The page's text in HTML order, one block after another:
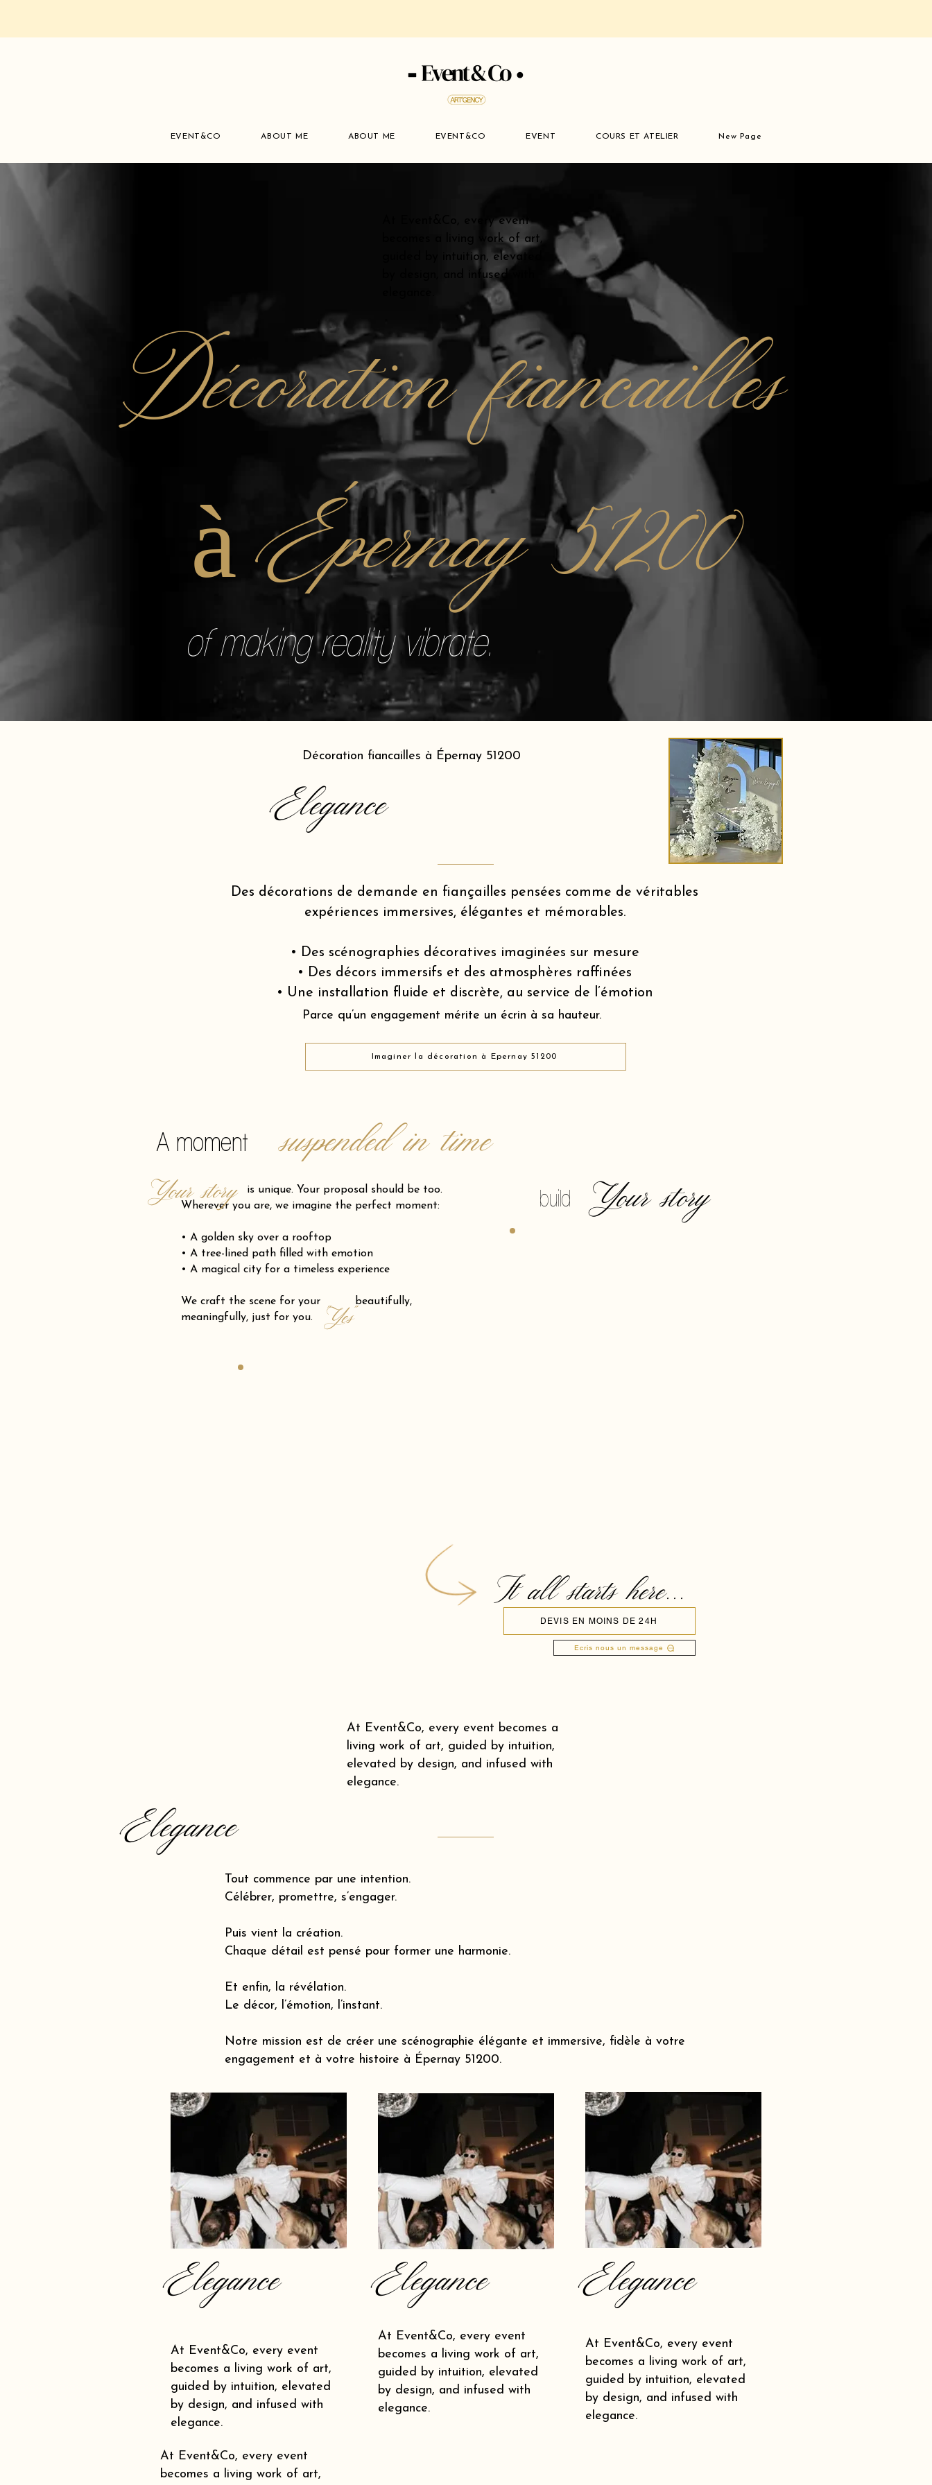
EVENT&CO ABOUT ME ABOUT ME EVENT&CO EVENT COURS ET ATELIER New Page
At Event&Co, every event
becomes a living work of art,
guided by intuition, elevated
by design, and infused with
Décoration fiancailles
à Épernay 51200
of making reality vibrate.
Décoration fiancailles à Épernay 51200
Elegance
Des décorations de demande en fiançailles pensées comme de véritables
expériences immersives, élégantes et mémorables.
• Des scénographies décoratives imaginées sur mesure
• Des décors immersifs et des atmosphères raffinées
• Une installation fluide et discrète, au service de l’émotion
Parce qu’un engagement mérite un écrin à sa hauteur.
Imaginer la décoration à Épernay 51200
A moment suspended in time
is unique. Your proposal should be too.
Wherever you are, we imagine the perfect moment:
• A golden sky over a rooftop
• A tree-lined path filled with emotion
• A magical city for a timeless experience
We craft the scene for your beautifully,
meaningfully, just for you.
Your story
"Yes"
build Your story
It all starts here...
Ecris nous un message
DEVIS EN MOINS DE 24H
At Event&Co, every event becomes a
living work of art, guided by intuition,
elevated by design, and infused with
elegance.
Elegance
Tout commence par une intention.
Célébrer, promettre, s’engager.
Puis vient la création.
Chaque détail est pensé pour former une harmonie.
Et enfin, la révélation.
Le décor, l’émotion, l’instant.
Notre mission est de créer une scénographie élégante et immersive, fidèle à votre
engagement et à votre histoire à Épernay 51200.
Elegance Elegance Elegance
At Event&Co, every event
becomes a living work of art,
guided by intuition, elevated
by design, and infused with
elegance.
At Event&Co, every event
becomes a living work of art,
guided by intuition, elevated
by design, and infused with
elegance.
At Event&Co, every event
becomes a living work of art,
guided by intuition, elevated
by design, and infused with
elegance.
At Event&Co, every event
becomes a living work of art,